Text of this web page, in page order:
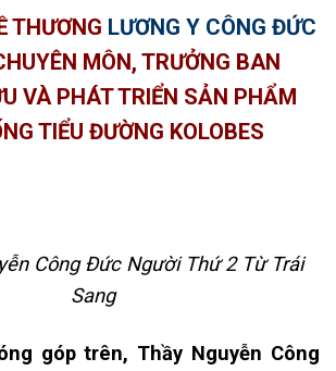
THƯƠNG LƯƠNG Y CÔNG ĐỨC
MÔN, TRƯỞNG BAN
VÀ PHÁT TRIỂN SẢN PHẨM
TIỂU ĐƯỜNG KOLOBES
Công Đức Người Thứ 2 Từ Trái
Sang
góp trên, Thầy Nguyễn Công